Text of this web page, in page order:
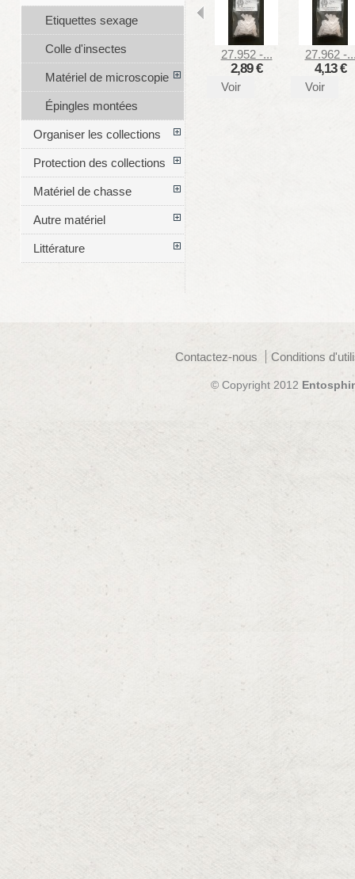
27.952 -...
2,89 €
Voir
27.962 -
4,13 €
Voir
Etiquettes sexage
Colle d'insectes
Matériel de microscopie
Épingles montées
Organiser les collections
Protection des collections
Matériel de chasse
Autre matériel
Littérature
Contactez-nous Conditions
© Copyright 2012